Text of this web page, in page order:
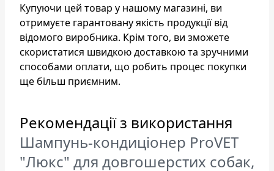
Купуючи цей товар у нашому магазині, ви
отримуєте гарантовану якість продукції від
відомого виробника. Крім того, ви зможете
скористатися швидкою доставкою та зручними
способами оплати, що робить процес покупки
ще більш приємним.
Рекомендації з використання
Шампунь-кондиціонер ProVET
"Люкс" для довгошерстих собак,